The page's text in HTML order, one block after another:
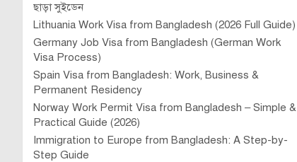
ছাড়া সুইডেন
Lithuania Work Visa from Bangladesh (2026 Full Guide)
Germany Job Visa from Bangladesh (German Work
Visa Process)
Spain Visa from Bangladesh: Work, Business &
Permanent Residency
Norway Work Permit Visa from Bangladesh – Simple &
Practical Guide (2026)
Immigration to Europe from Bangladesh: A Step-by-
Step Guide